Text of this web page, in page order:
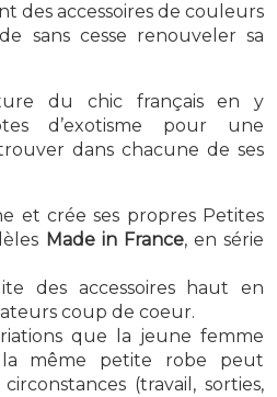
des accessoires de couleurs
sans cesse renouveler sa
du chic français en y
d’exotisme pour une
dans chacune de ses
et crée ses propres Petites
Made in France, en série
des accessoires haut en
coup de coeur.
que la jeune femme
même petite robe peut
(travail, sorties,